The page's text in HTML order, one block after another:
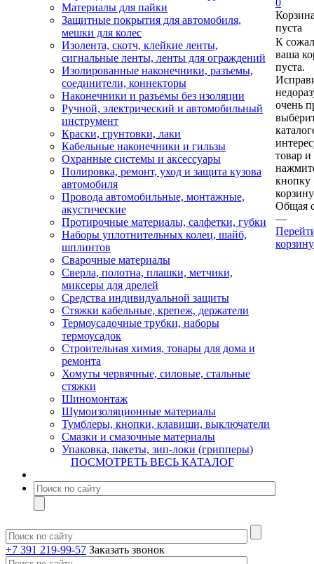
Материалы для пайки
Защитные покрытия для автомобиля,
мешки для колес
Изолента, скотч, клейкие ленты,
сигнальные ленты, ленты для ограждений
Изолированные наконечники, разъемы,
соединители, коннекторы
Наконечники и разъемы без изоляции
Ручной, электрический и автомобильный
инструмент
Краски, грунтовки, лаки
Кабельные наконечники и гильзы
Охранные системы и аксессуары
Полировка, ремонт, уход и защита кузова
автомобиля
Провода автомобильные, монтажные,
акустические
Протирочные материалы, салфетки, губки
Наборы уплотнительных колец, шайб,
шплинтов
Сварочные материалы
Сверла, полотна, плашки, метчики,
миксеры для дрелей
Средства индивидуальной защиты
Стяжки кабельные, крепеж, держатели
Термоусадочные трубки, наборы
термоусадок
Строительная химия, товары для дома и
ремонта
Хомуты червячные, силовые, стальные
стяжки
Шиномонтаж
Шумоизоляционные материалы
Тумблеры, кнопки, клавиши, выключатели
Смазки и смазочные материалы
Упаковка, пакеты, зип-локи (грипперы)
ПОСМОТРЕТЬ ВЕСЬ КАТАЛОГ
+7 391 219-99-57 Заказать звонок
0
пуста
К
ваша
пуста.
очень
товар и
кнопку
Общая
—
корзину